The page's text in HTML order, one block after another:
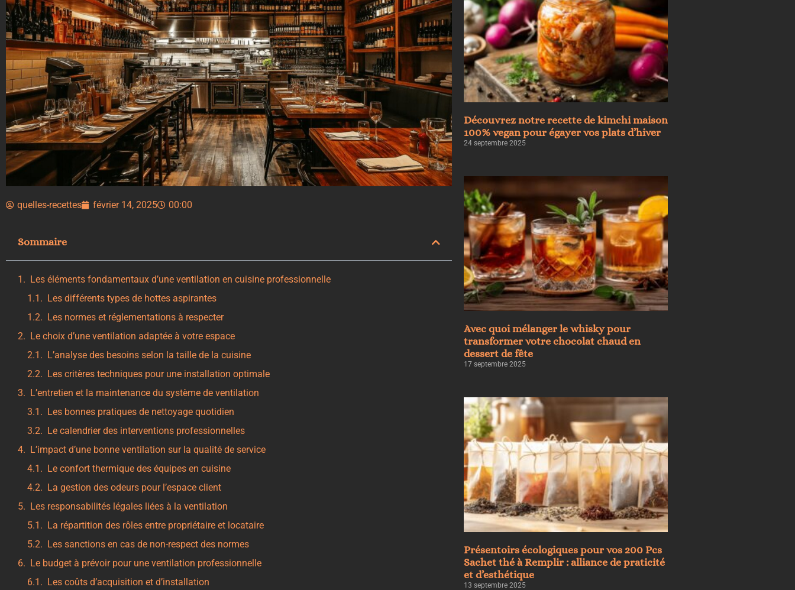
quelles-recettes février 14, 2025 00:00
Sommaire
Les éléments fondamentaux d’une ventilation en cuisine professionnelle
Les différents types de hottes aspirantes
Les normes et réglementations à respecter
Le choix d’une ventilation adaptée à votre espace
L’analyse des besoins selon la taille de la cuisine
Les critères techniques pour une installation optimale
L’entretien et la maintenance du système de ventilation
Les bonnes pratiques de nettoyage quotidien
Le calendrier des interventions professionnelles
L’impact d’une bonne ventilation sur la qualité de service
Le confort thermique des équipes en cuisine
La gestion des odeurs pour l’espace client
Les responsabilités légales liées à la ventilation
La répartition des rôles entre propriétaire et locataire
Les sanctions en cas de non-respect des normes
Le budget à prévoir pour une ventilation professionnelle
Les coûts d’acquisition et d’installation
Découvrez notre recette de kimchi maison
100% vegan pour égayer vos plats d’hiver
24 septembre 2025
Avec quoi mélanger le whisky pour
transformer votre chocolat chaud en
dessert de fête
17 septembre 2025
Présentoirs écologiques pour vos 200 Pcs
Sachet thé à Remplir : alliance de praticité
et d’esthétique
13 septembre 2025